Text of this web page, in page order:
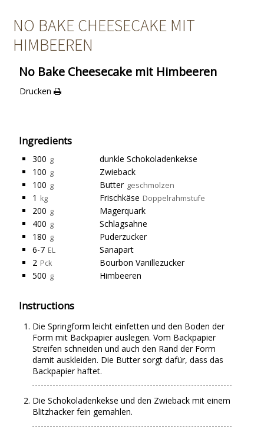
NO BAKE CHEESECAKE MIT
HIMBEEREN
No Bake Cheesecake mit Himbeeren
Drucken
Ingredients
300 g
dunkle Schokoladenkekse
100 g
Zwieback
100 g Butter geschmolzen
1 kg Frischkäse Doppelrahmstufe
200 g
Magerquark
400 g
Schlagsahne
180 g
Puderzucker
6-7 EL
Sanapart
2 Pck
Bourbon Vanillezucker
500 g Himbeeren
Instructions
Die Springform leicht einfetten und den Boden der
Form mit Backpapier auslegen. Vom Backpapier
Streifen schneiden und auch den Rand der Form
damit auskleiden. Die Butter sorgt dafür, dass das
Backpapier haftet.
Die Schokoladenkekse und den Zwieback mit einem
Blitzhacker fein gemahlen.